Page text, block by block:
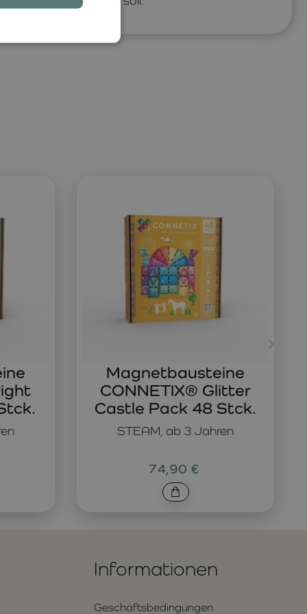
STEAM, ab 3 Jahren
Magnetbausteine
CONNETIX® Glitter
Castle Pack 48 Stck.
74,90 €
Informationen
Geschäftsbedingungen